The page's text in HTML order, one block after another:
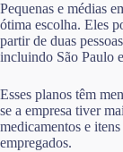
Pequenas e médias
ótima escolha. Eles
partir de duas
incluindo São Paulo
Esses planos têm
se a empresa tiver
medicamentos e
empregados.